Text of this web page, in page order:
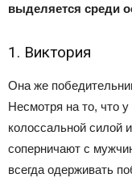
выделяется среди
1. Виктория
Она же
Несмотря на то, что
колоссальной силой
соперничают с
всегда одерживать